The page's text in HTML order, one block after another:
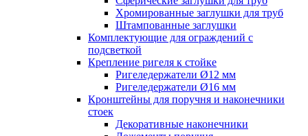
Хромированные заглушки для труб
Штампованные заглушки
Комплектующие для ограждений с
подсветкой
Крепление ригеля к стойке
Ригеледержатели Ø12 мм
Ригеледержатели Ø16 мм
Кронштейны для поручня и наконечники
стоек
Декоративные наконечники